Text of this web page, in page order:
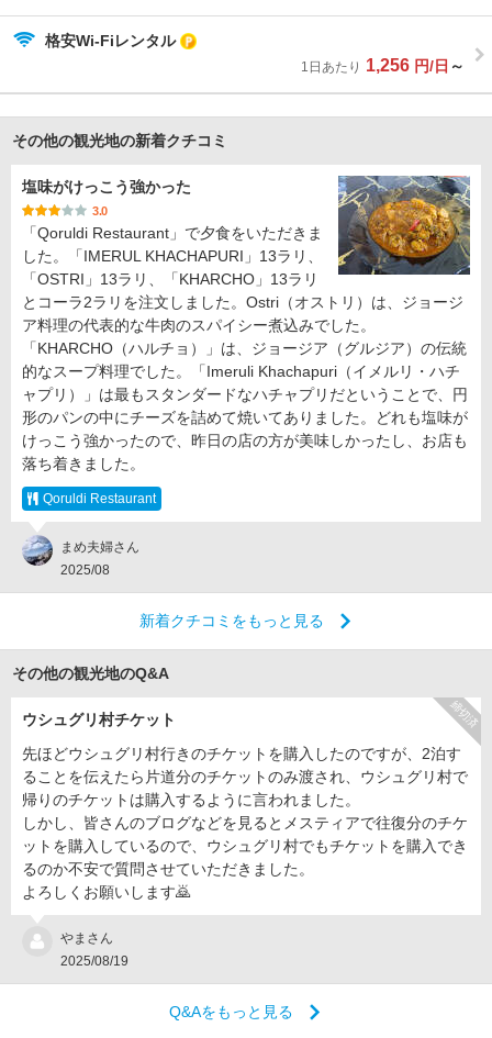
格安Wi-Fiレンタル
1日あたり 1,256 円/日 ～
その他の観光地の新着クチコミ
塩味がけっこう強かった
3.0
「Qoruldi Restaurant」で夕食をいただきま
した。「IMERUL KHACHAPURI」13ラリ、
「OSTRI」13ラリ、「KHARCHO」13ラリ
とコーラ2ラリを注文しました。Ostri（オストリ）は、ジョージ
ア料理の代表的な牛肉のスパイシー煮込みでした。
「KHARCHO（ハルチョ）」は、ジョージア（グルジア）の伝統
的なスープ料理でした。「Imeruli Khachapuri（イメルリ・ハチ
ャプリ）」は最もスタンダードなハチャプリだということで、円
形のパンの中にチーズを詰めて焼いてありました。どれも塩味が
けっこう強かったので、昨日の店の方が美味しかったし、お店も
落ち着きました。
Qoruldi Restaurant
まめ夫婦さん
2025/08
新着クチコミをもっと見る
その他の観光地のQ&A
締切済
ウシュグリ村チケット
先ほどウシュグリ村行きのチケットを購入したのですが、2泊す
ることを伝えたら片道分のチケットのみ渡され、ウシュグリ村で
帰りのチケットは購入するように言われました。
しかし、皆さんのブログなどを見るとメスティアで往復分のチケ
ットを購入しているので、ウシュグリ村でもチケットを購入でき
るのか不安で質問させていただきました。
よろしくお願いします🙇
やまさん
2025/08/19
Q&Aをもっと見る